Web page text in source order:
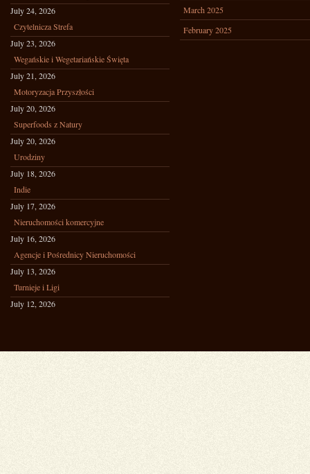
July 24, 2026
Czytelnicza Strefa
July 23, 2026
Wegańskie i Wegetariańskie Święta
July 21, 2026
Motoryzacja Przyszłości
July 20, 2026
Superfoods z Natury
July 20, 2026
Urodziny
July 18, 2026
Indie
July 17, 2026
Nieruchomości komercyjne
July 16, 2026
Agencje i Pośrednicy Nieruchomości
July 13, 2026
Turnieje i Ligi
July 12, 2026
March 2025
February 2025